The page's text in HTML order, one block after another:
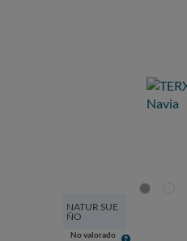
NATUR SUE
ÑO
No valorado